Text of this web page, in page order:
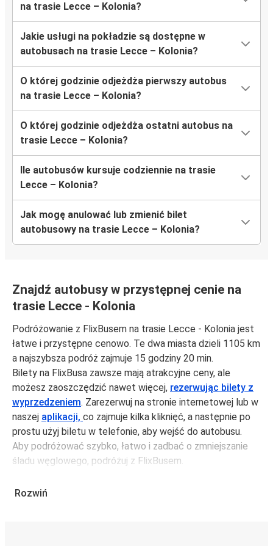
na trasie Lecce – Kolonia?
Jakie usługi na pokładzie są dostępne w
autobusach na trasie Lecce – Kolonia?
O której godzinie odjeżdża pierwszy autobus
na trasie Lecce – Kolonia?
O której godzinie odjeżdża ostatni autobus na
trasie Lecce – Kolonia?
Ile autobusów kursuje codziennie na trasie
Lecce – Kolonia?
Jak mogę anulować lub zmienić bilet
autobusowy na trasie Lecce – Kolonia?
Znajdź autobusy w przystępnej cenie na
trasie Lecce - Kolonia
Podróżowanie z FlixBusem na trasie Lecce - Kolonia jest
łatwe i przystępne cenowo. Te dwa miasta dzieli 1105 km
a najszybsza podróż zajmuje 15 godziny 20 min.
Bilety na FlixBusa zawsze mają atrakcyjne ceny, ale
możesz zaoszczędzić nawet więcej, rezerwując bilety z
wyprzedzeniem. Zarezerwuj na stronie internetowej lub w
naszej aplikacji, co zajmuje kilka kliknięć, a następnie po
prostu użyj biletu w telefonie, aby wejść do autobusu.
Aby podróżować szybko, łatwo i zadbać o zmniejszanie
śladu węglowego, podróżuj z FlixBusem.
Rozwiń